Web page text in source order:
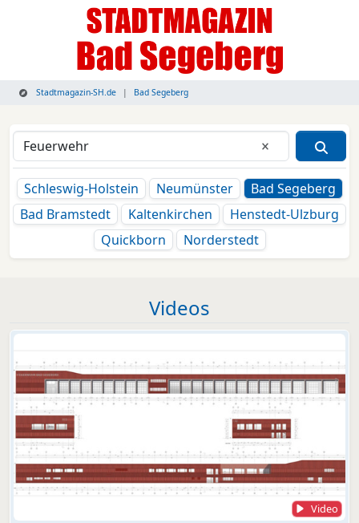
Stadtmagazin-SH.de Bad Segeberg
Eingabe
Schleswig-Holstein
Neumünster
Bad Segeberg
Bad Bramstedt
Kaltenkirchen
Henstedt-Ulzburg
Quickborn
Norderstedt
Videos
Video